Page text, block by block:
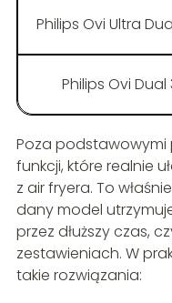
Philips Ovi Ultra
Philips Ovi Dual
Poza
funkcji, które realnie
z air fryera. To
dany model
przez dłuższy czas,
zestawieniach. W
takie rozwiązania: